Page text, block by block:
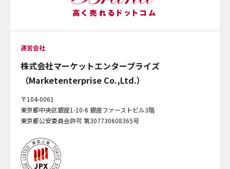
運営会社
株式会社マーケットエンタープライズ
（Marketenterprise Co.,Ltd.）
〒104-0061
東京都中央区銀座1-10-6 銀座ファーストビル3階
東京都公安委員会許可 第307730608365号